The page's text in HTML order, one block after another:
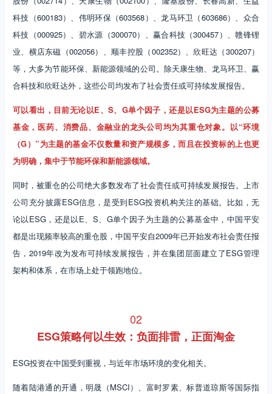
科技（600183）、伟明环保（603568）、龙马环卫（603686）、众合
科技（000925）、碧水源（300070）、赢合科技（300457）、赣锋锂
业、横店东磁（002056）、顺丰控股（002352）、欣旺达（300207）
等，大多为节能环保、新能源领域的公司。除天康生物、龙马环卫、赢
合科技和欣旺达外，这些公司均发布了社会责任或可持续发展报告。
可以看出，目前无论以E、S、G单个因子，还是以ESG为主题的公募
基金，医药、消费品、金融业的龙头公司均为其重仓对象。以“环境
（G）”为主题的基金不仅数量和资产规模多，而且在投资标的上也更
为明确，集中于节能环保和新能源领域。
同时，被重仓的公司绝大多数发布了社会责任或可持续发展报告。上市
公司充分披露ESG信息，是受到ESG投资机构关注的基础。比如，无
论以ESG，还是以E、S、G单个因子为主题的公募基金中，中国平安
都是出现频率较高的重仓股，中国平安自2009年已开始发布社会责任报
告，2019年改为发布可持续发展报告，并在集团层面建立了ESG管理
架构和体系，在市场上处于领跑地位。
02
ESG策略何以生效：负面排雷，正面淘金
ESG投资在中国受到重视，与近年市场环境的变化相关。
随着陆港通的开通，明晟（MSCI）、富时罗素、标普道琼斯等国际指